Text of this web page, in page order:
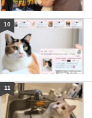
10
11